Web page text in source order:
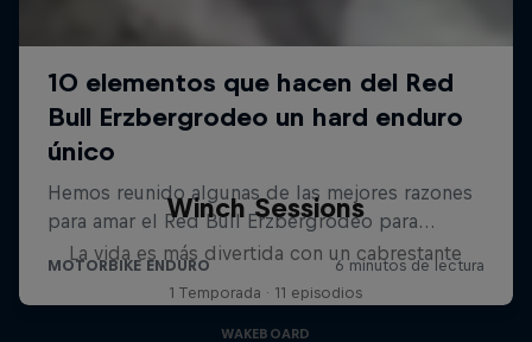
Winch Sessions
La vida es más divertida con un cabrestante
1 Temporada · 11 episodios
WAKEBOARD